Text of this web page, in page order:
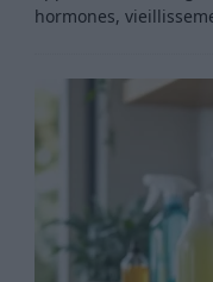
hormones,